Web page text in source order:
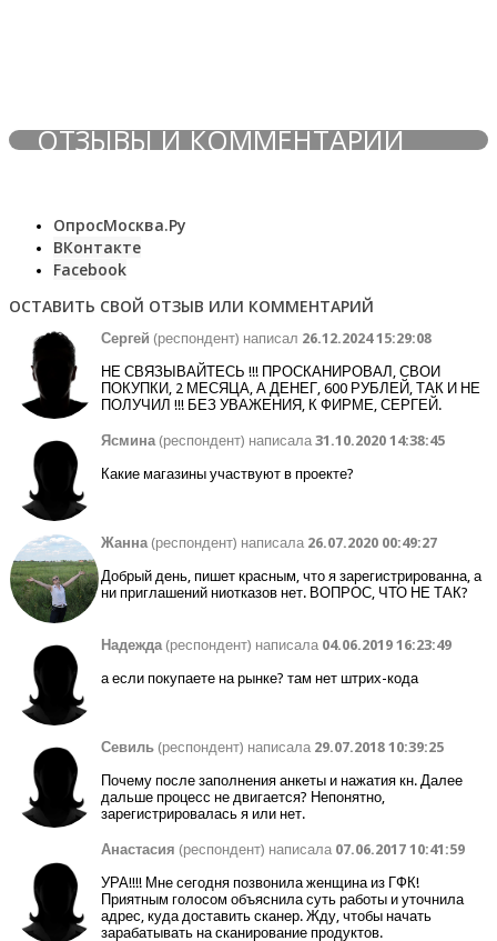
ОТЗЫВЫ И КОММЕНТАРИИ
ОпросМосква.Ру
ВКонтакте
Facebook
ОСТАВИТЬ СВОЙ ОТЗЫВ ИЛИ КОММЕНТАРИЙ
Сергей (респондент) написал 26.12.2024 15:29:08
НЕ СВЯЗЫВАЙТЕСЬ !!! ПРОСКАНИРОВАЛ, СВОИ
ПОКУПКИ, 2 МЕСЯЦА, А ДЕНЕГ, 600 РУБЛЕЙ, ТАК И НЕ
ПОЛУЧИЛ !!! БЕЗ УВАЖЕНИЯ, К ФИРМЕ, СЕРГЕЙ.
Ясмина(респондент) написала 31.10.2020 14:38:45
Какие магазины участвуют в проекте?
Жанна(респондент) написала 26.07.2020 00:49:27
Добрый день, пишет красным, что я зарегистрированна, а
ни приглашений ниотказов нет. ВОПРОС, ЧТО НЕ ТАК?
Надежда(респондент) написала 04.06.2019 16:23:49
а если покупаете на рынке? там нет штрих-кода
Севиль (респондент) написала 29.07.2018 10:39:25
Почему после заполнения анкеты и нажатия кн. Далее
дальше процесс не двигается? Непонятно,
зарегистрировалась я или нет.
Анастасия (респондент) написала 07.06.2017 10:41:59
УРА!!!! Мне сегодня позвонила женщина из ГФК!
Приятным голосом объяснила суть работы и уточнила
адрес, куда доставить сканер. Жду, чтобы начать
зарабатывать на сканирование продуктов.